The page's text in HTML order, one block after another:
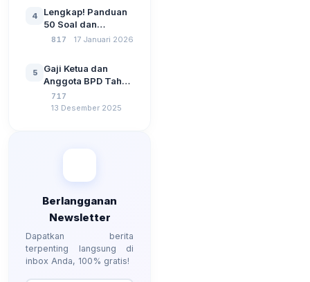
Kebangsaan, dan
Komputer Beserta
Jawaban Paling
4
Lengkap! Panduan
50 Soal dan
Jawaban Tes
Berdasarkan UU No
3 Tahun 2024
817 17 Januari 2026
5
Gaji Ketua dan
Anggota BPD Tahun
2026, Berapa
Besarannya? Ada
717
13 Desember 2025
Berlangganan
Newsletter
Dapatkan berita
terpenting langsung di
inbox Anda, 100% gratis!